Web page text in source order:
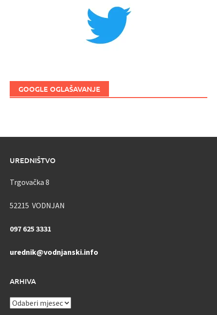
GOOGLE OGLAŠAVANJE
UREDNIŠTVO
Trgovačka 8
52215 VODNJAN
097 625 3331
urednik@vodnjanski.info
ARHIVA
ARHIVA